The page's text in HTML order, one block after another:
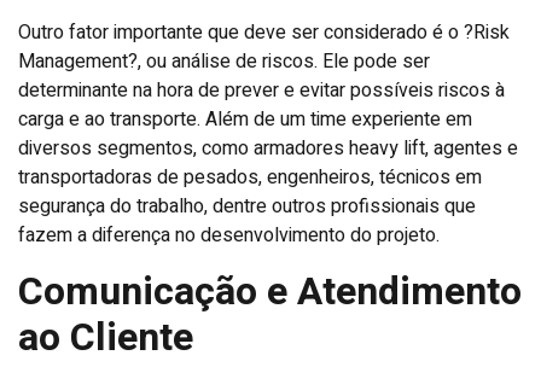
Outro fator importante que deve ser considerado é o ?Risk
Management?, ou análise de riscos. Ele pode ser
determinante na hora de prever e evitar possíveis riscos à
carga e ao transporte. Além de um time experiente em
diversos segmentos, como armadores heavy lift, agentes e
transportadoras de pesados, engenheiros, técnicos em
segurança do trabalho, dentre outros profissionais que
fazem a diferença no desenvolvimento do projeto.
Comunicação e Atendimento
ao Cliente